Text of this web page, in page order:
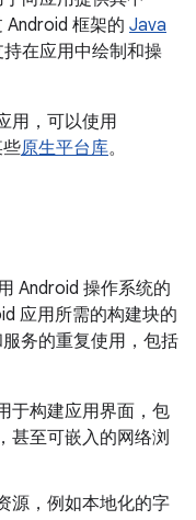
Android 框架的 Java
持在应用中绘制和操
用，可以使用
原生平台库。
Android 操作系统的
应用所需的构建块的
务的重复使用，包括
于构建应用界面，包
甚至可嵌入的网络浏
源，例如本地化的字